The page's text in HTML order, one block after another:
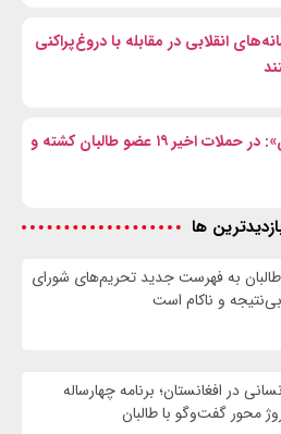
انقلابی در مقابله با دروغ‌پراکنی
ادعای «جبهه متحد افغانستان»: در حملات اخیر ۱۹ عضو طالبان کشته و
ها
به فهرست جدید تحریم‌های شورای
و ناکام است
در افغانستان؛ برنامه چهار‌ساله
محور گفت‌وگو با طالبان